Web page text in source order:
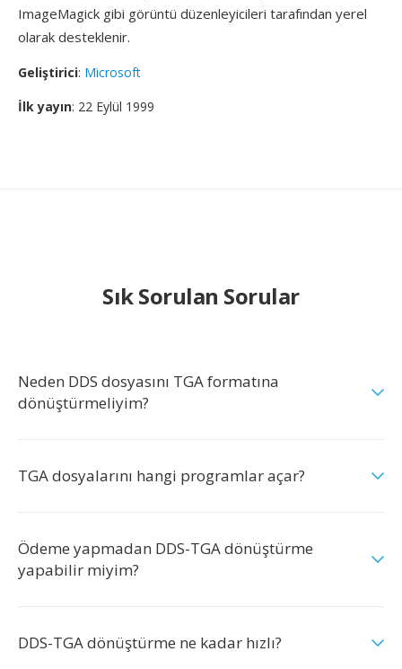
ImageMagick gibi görüntü düzenleyicileri tarafından yerel
olarak desteklenir.
Geliştirici: Microsoft
İlk yayın: 22 Eylül 1999
Sık Sorulan Sorular
Neden DDS dosyasını TGA formatına
dönüştürmeliyim?
TGA dosyalarını hangi programlar açar?
Ödeme yapmadan DDS-TGA dönüştürme
yapabilir miyim?
DDS-TGA dönüştürme ne kadar hızlı?